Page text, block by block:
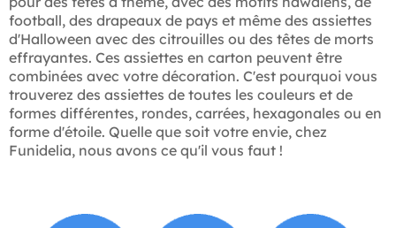
football, des drapeaux de pays et même des assiettes
d'Halloween avec des citrouilles ou des têtes de morts
effrayantes. Ces assiettes en carton peuvent être
combinées avec votre décoration. C'est pourquoi vous
trouverez des assiettes de toutes les couleurs et de
formes différentes, rondes, carrées, hexagonales ou en
forme d'étoile. Quelle que soit votre envie, chez
Funidelia, nous avons ce qu'il vous faut !